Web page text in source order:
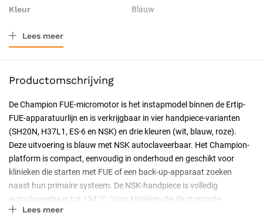
Kleur Blauw
Resorbeerbaar (hechtdraad)
Certificering CE-gecertificeerd, CE Klasse IIa
Lees meer
Productomschrijving
De Champion FUE-micromotor is het instapmodel binnen de Ertip-
FUE-apparatuurlijn en is verkrijgbaar in vier handpiece-varianten
(SH20N, H37L1, ES-6 en NSK) en drie kleuren (wit, blauw, roze).
Deze uitvoering is blauw met NSK autoclaveerbaar. Het Champion-
platform is compact, eenvoudig in onderhoud en geschikt voor
klinieken die starten met FUE of een back-up-apparaat zoeken
naast hun primaire systeem. De NSK-handpiece is volledig
autoclaveerbaar tot 134 °C. Voor klinieken die de strengste
sterilisatieprotocollen hanteren is dit de aangewezen Champion-
Lees meer